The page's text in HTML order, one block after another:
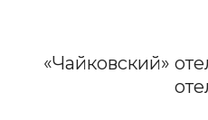
«Чайковский»